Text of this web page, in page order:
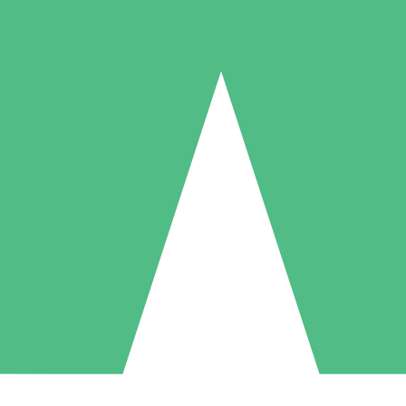
Individuelle Credit-Pakete
nach Bedarf mit Download-Credits. Keine monatliche Verpflichtung